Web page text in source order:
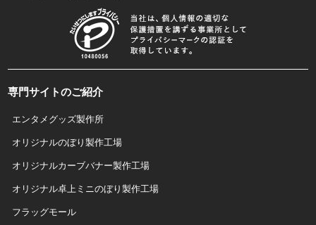
専門サイトのご紹介
エンタメグッズ製作所
オリジナルのぼり製作工場
オリジナルカーブバナー製作工場
オリジナル卓上ミニのぼり製作工場
フラッグモール